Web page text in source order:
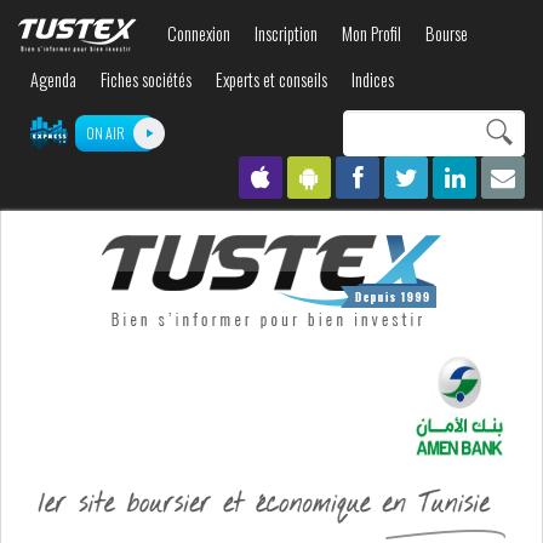
contenu
Connexion Inscription Mon Profil
Bourse
Agenda
Fiches sociétés Experts et conseils Indices
ON AIR
recherche